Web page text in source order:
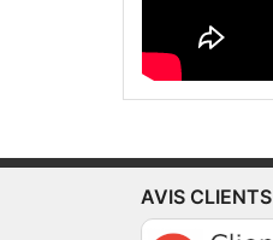
AVIS CLIENTS